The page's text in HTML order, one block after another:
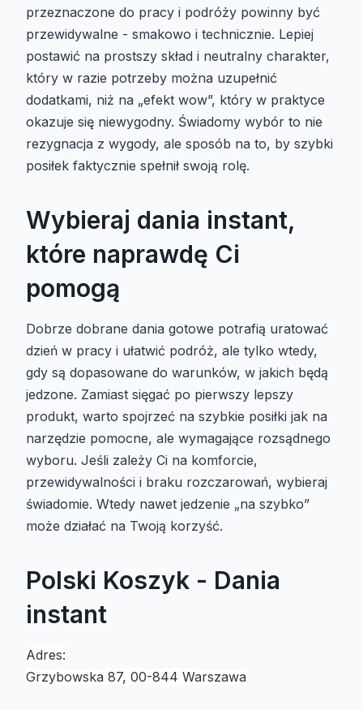
przeznaczone do pracy i podróży powinny być
przewidywalne - smakowo i technicznie. Lepiej
postawić na prostszy skład i neutralny charakter,
który w razie potrzeby można uzupełnić
dodatkami, niż na „efekt wow”, który w praktyce
okazuje się niewygodny. Świadomy wybór to nie
rezygnacja z wygody, ale sposób na to, by szybki
posiłek faktycznie spełnił swoją rolę.
Wybieraj dania instant,
które naprawdę Ci
pomogą
Dobrze dobrane dania gotowe potrafią uratować
dzień w pracy i ułatwić podróż, ale tylko wtedy,
gdy są dopasowane do warunków, w jakich będą
jedzone. Zamiast sięgać po pierwszy lepszy
produkt, warto spojrzeć na szybkie posiłki jak na
narzędzie pomocne, ale wymagające rozsądnego
wyboru. Jeśli zależy Ci na komforcie,
przewidywalności i braku rozczarowań, wybieraj
świadomie. Wtedy nawet jedzenie „na szybko”
może działać na Twoją korzyść.
Polski Koszyk - Dania
instant
Adres:
Grzybowska 87, 00-844 Warszawa